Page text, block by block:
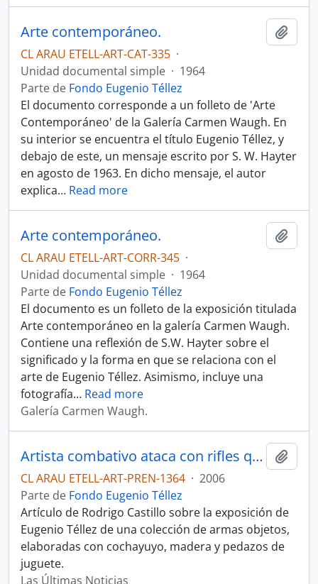
Arte contemporáneo.
CL ARAU ETELL-ART-CAT-335 ·
Unidad documental simple · 1964
Parte de Fondo Eugenio Téllez
El documento corresponde a un folleto de 'Arte
Contemporáneo' de la Galería Carmen Waugh. En
su interior se encuentra el título Eugenio Téllez, y
debajo de este, un mensaje escrito por S. W. Hayter
en agosto de 1963. En dicho mensaje, el autor
explica… Read more
Arte contemporáneo.
CL ARAU ETELL-ART-CORR-345 ·
Unidad documental simple · 1964
Parte de Fondo Eugenio Téllez
El documento es un folleto de la exposición titulada
Arte contemporáneo en la galería Carmen Waugh.
Contiene una reflexión de S.W. Hayter sobre el
significado y la forma en que se relaciona con el
arte de Eugenio Téllez. Asimismo, incluye una
fotografía… Read more
Galería Carmen Waugh.
Artista combativo ataca con rifles que no disparan. Artículo
CL ARAU ETELL-ART-PREN-1364 · 2006
Parte de Fondo Eugenio Téllez
Artículo de Rodrigo Castillo sobre la exposición de
Eugenio Téllez de una colección de armas objetos,
elaboradas con cochayuyo, madera y pedazos de
juguete.
Las Últimas Noticias